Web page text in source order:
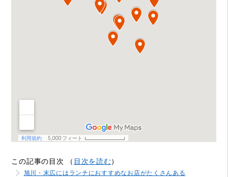
この記事の目次 （ 目次を読む）
旭川・末広にはランチにおすすめなお店がたくさんある